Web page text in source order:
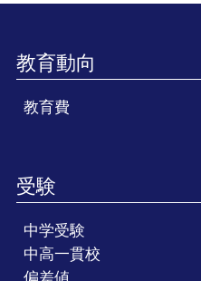
教育動向
教育費
受験
中学受験
中高一貫校